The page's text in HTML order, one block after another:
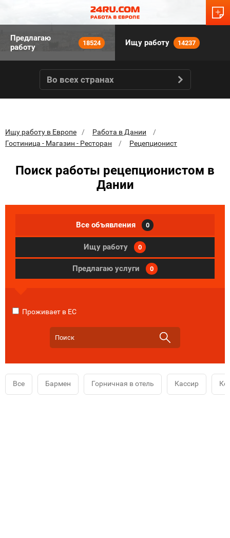
Предлагаю
работу
18524 Ищу работу 14237
Во всех странах
Ищу работу в Европе
Работа в Дании
Гостиница - Магазин - Ресторан
Рецепционист
Поиск работы рецепционистом в
Дании
Все объявления 0
Ищу работу 0
Предлагаю услуги 0
Проживает в ЕС
Все Бармен Горничная в отель Кассир